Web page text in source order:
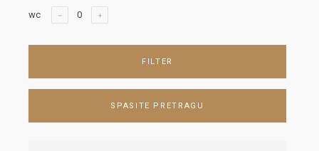
wc
FILTER
SPASITE PRETRAGU